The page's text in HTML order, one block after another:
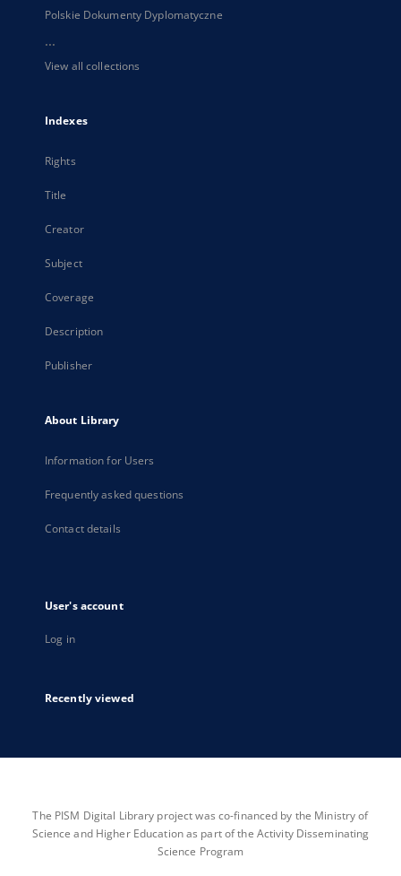
Polskie Dokumenty Dyplomatyczne
...
View all collections
Indexes
Rights
Title
Creator
Subject
Coverage
Description
Publisher
About Library
Information for Users
Frequently asked questions
Contact details
User's account
Log in
Recently viewed
The PISM Digital Library project was co-financed by the Ministry of
Science and Higher Education as part of the Activity Disseminating
Science Program